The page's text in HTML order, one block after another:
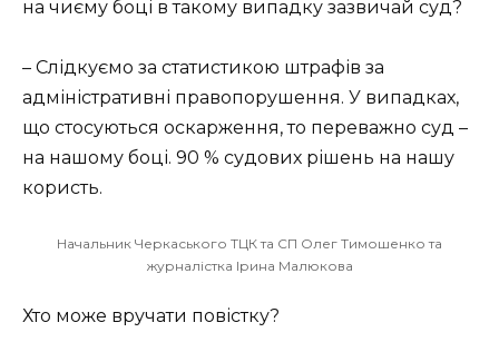
на чиєму боці в такому випадку зазвичай суд?
– Слідкуємо за статистикою штрафів за
адміністративні правопорушення. У випадках,
що стосуються оскарження, то переважно суд –
на нашому боці. 90 % судових рішень на нашу
користь.
Начальник Черкаського ТЦК та СП Олег Тимошенко та
журналістка Ірина Малюкова
Хто може вручати повістку?